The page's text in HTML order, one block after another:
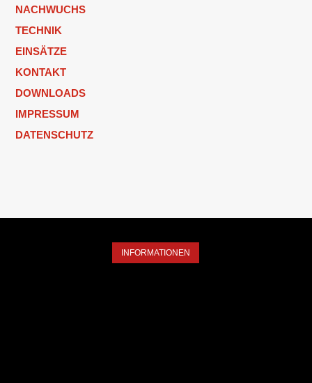
NACHWUCHS
TECHNIK
EINSÄTZE
KONTAKT
DOWNLOADS
IMPRESSUM
DATENSCHUTZ
INFORMATIONEN